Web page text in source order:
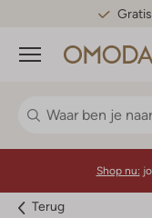
Menu
Shop nu:
Terug